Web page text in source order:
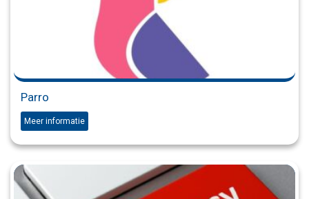
Parro
Meer informatie